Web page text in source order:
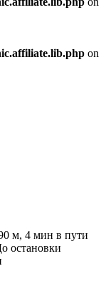
on
м, 4 мин в пути
остановки